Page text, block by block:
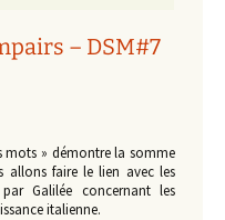
– DSM#7
mots » démontre la somme
allons faire le lien avec les
Galilée concernant les
italienne.